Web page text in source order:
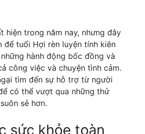
hiện trong năm nay, nhưng đây
để tuổi Hợi rèn luyện tính kiên
hành động bốc đồng và
công việc và chuyện tình cảm.
tìm đến sự hỗ trợ từ người
có thể vượt qua những thử
sẻ hơn.
sức khỏe toàn